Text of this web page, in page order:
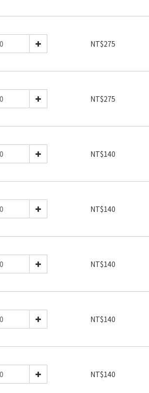
NT$275
NT$275
NT$140
NT$140
NT$140
NT$140
NT$140